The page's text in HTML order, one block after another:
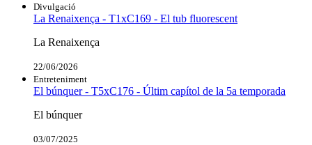
Divulgació
La Renaixença - T1xC169 - El tub fluorescent
La Renaixença
22/06/2026
Entreteniment
El búnquer - T5xC176 - Últim capítol de la 5a temporada
El búnquer
03/07/2025